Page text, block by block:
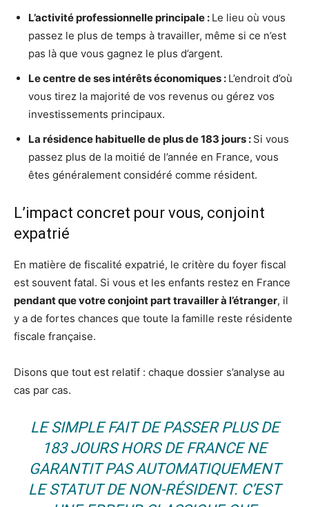
L’activité professionnelle principale : Le lieu où vous
passez le plus de temps à travailler, même si ce n’est
pas là que vous gagnez le plus d’argent.
Le centre de ses intérêts économiques : L’endroit d’où
vous tirez la majorité de vos revenus ou gérez vos
investissements principaux.
La résidence habituelle de plus de 183 jours : Si vous
passez plus de la moitié de l’année en France, vous
êtes généralement considéré comme résident.
L’impact concret pour vous, conjoint
expatrié
En matière de fiscalité expatrié, le critère du foyer fiscal
est souvent fatal. Si vous et les enfants restez en France
pendant que votre conjoint part travailler à l’étranger, il
y a de fortes chances que toute la famille reste résidente
fiscale française.
Disons que tout est relatif : chaque dossier s’analyse au
cas par cas.
LE SIMPLE FAIT DE PASSER PLUS DE
183 JOURS HORS DE FRANCE NE
GARANTITPASAUTOMATIQUEMENT
LE STATUT DE NON-RÉSIDENT. C’EST